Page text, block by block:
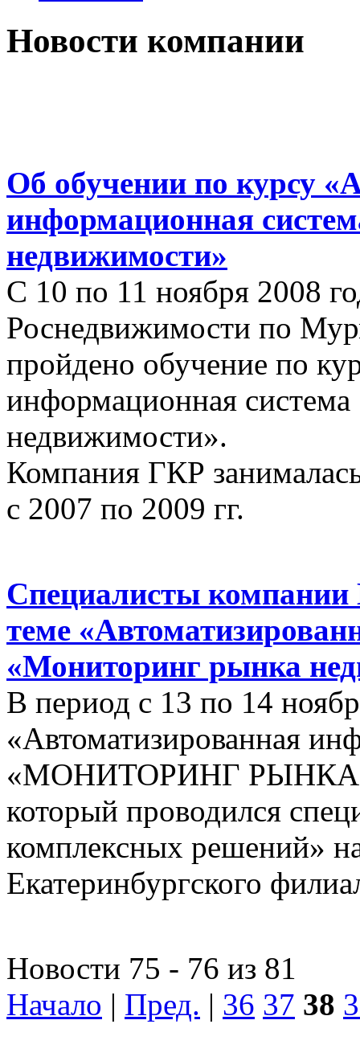
Новости компании
Об обучении по курсу
информационная
недвижимости»
С 10 по 11 ноября 2008
Роснедвижимости по
пройдено обучение по
информационная
недвижимости».
Компания ГКР
с 2007 по 2009 гг.
Специалисты
теме
«Мониторинг рынка
В период с 13 по 14
«Автоматизированная
«МОНИТОРИНГ
который проводился
комплексных решений»
Екатеринбургского
Новости 75 - 76 из 81
Начало | Пред. | 36 37 38